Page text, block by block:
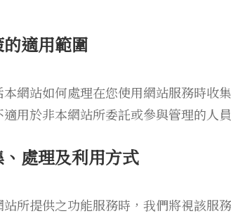
適用範圍
網站如何處理在您使用網站服務時收
用於非本網站所委託或參與管理的人員
處理及利用方式
所提供之功能服務時，我們將視該服